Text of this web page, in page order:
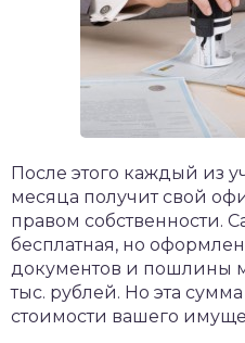
После этого каждый из
месяца получит свой
правом собственности.
бесплатная, но
документов и пошлины
тыс. рублей. Но эта
стоимости вашего